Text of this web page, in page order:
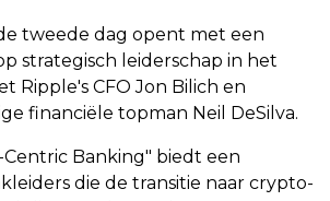
tweede dag opent met een
strategisch leiderschap in het
Ripple's CFO Jon Bilich en
financiële topman Neil DeSilva.
Centric Banking" biedt een
die de transitie naar crypto-